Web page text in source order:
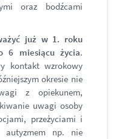
oraz bodźcami
już w 1. roku
6 miesiącu życia.
kontakt wzrokowy
okresie nie
z opiekunem,
uwagi osoby
przeżyciami i
autyzmem np. nie